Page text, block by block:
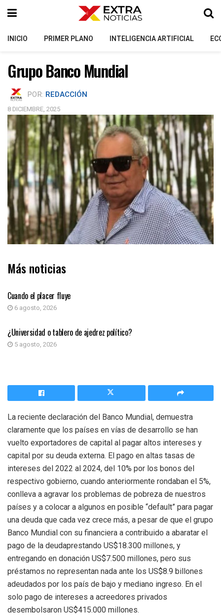
INICIO PRIMER PLANO INTELIGENCIA ARTIFICIAL
Grupo Banco Mundial
POR: REDACCIÓN
8 DICIEMBRE, 2025
Más noticias
Cuando el placer fluye
6 agosto, 2026
COLUMNA DE OPINIÓN
¿Universidad o tablero de ajedrez político?
5 agosto, 2026
La reciente declaración del Banco Mundial, demuestra
claramente que los países en vías de desarrollo se han
vuelto exportadores de capital al pagar altos intereses y
capital por su deuda externa. El pago en altas tasas de
intereses del 2022 al 2024, del 10% por los bonos del
respectivo gobierno, cuando anteriormente rondaban el 5%,
conlleva a agravar los problemas de pobreza de nuestros
países y a colocar a algunos en posible “default” para pagar
una deuda que cada vez crece más, a pesar de que el grupo
Banco Mundial con su financiera a contribuido a abaratar el
pago de la deudaprestando US$18.300 millones, y
entregando en donación US$7.500 millones, pero sus
préstamos no representan nada ante los US$8.9 billones
adeudados por los país de bajo y mediano ingreso. En el
solo pago de intereses a acreedores privados
desembolsaron US$415.000 millones.